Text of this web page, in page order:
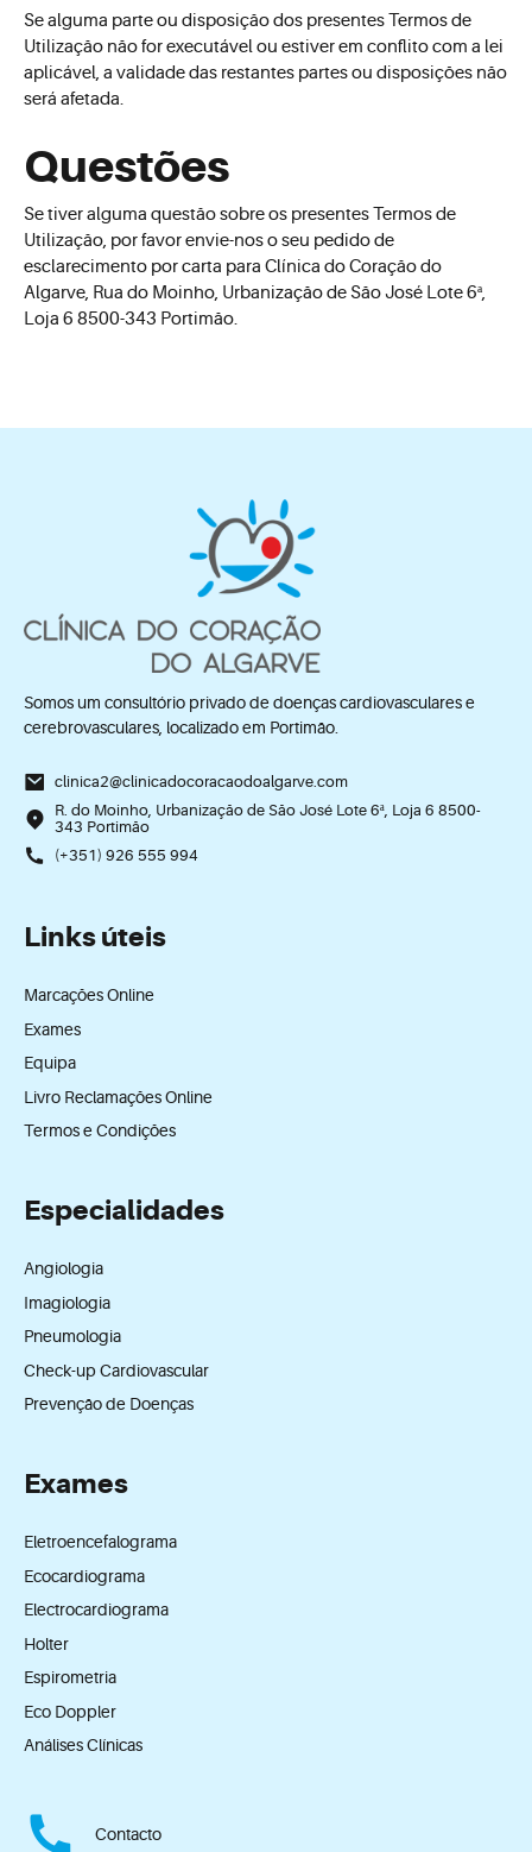
Se alguma parte ou disposição dos presentes Termos de
Utilização não for executável ou estiver em conflito com a lei
aplicável, a validade das restantes partes ou disposições não
será afetada.
Questões
Se tiver alguma questão sobre os presentes Termos de
Utilização, por favor envie-nos o seu pedido de
esclarecimento por carta para Clínica do Coração do
Algarve, Rua do Moinho, Urbanização de São José Lote 6ª,
Loja 6 8500-343 Portimão.
Somos um consultório privado de doenças cardiovasculares e
cerebrovasculares, localizado em Portimão.
clinica2@clinicadocoracaodoalgarve.com
R. do Moinho, Urbanização de São José Lote 6ª, Loja 6 8500-
343 Portimão
(+351) 926 555 994
Links úteis
Marcações Online
Exames
Equipa
Livro Reclamações Online
Termos e Condições
Especialidades
Angiologia
Imagiologia
Pneumologia
Check-up Cardiovascular
Prevenção de Doenças
Exames
Eletroencefalograma
Ecocardiograma
Electrocardiograma
Holter
Espirometria
Eco Doppler
Análises Clínicas
Contacto